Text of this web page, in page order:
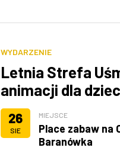
WYDARZENIE
Letnia Strefa
animacji dla
26
SIE
MIEJSCE
Place zabaw na
Baranówka